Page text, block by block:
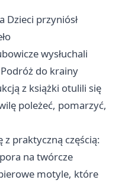
Dzieci przyniósł
wysłuchali
do krainy
z książki otulili się
poleżeć, pomarzyć,
z praktyczną częścią:
na twórcze
motyle, które